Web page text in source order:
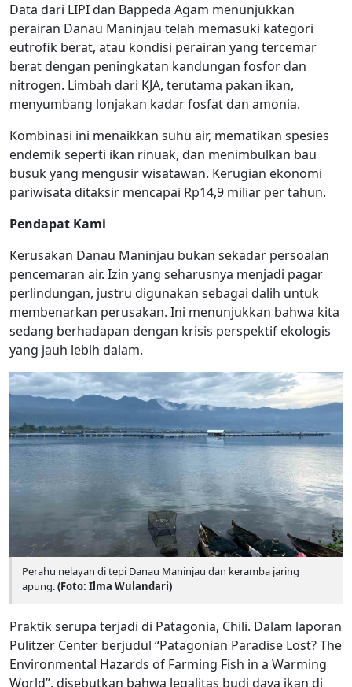
Data dari LIPI dan Bappeda Agam menunjukkan
perairan Danau Maninjau telah memasuki kategori
eutrofik berat, atau kondisi perairan yang tercemar
berat dengan peningkatan kandungan fosfor dan
nitrogen. Limbah dari KJA, terutama pakan ikan,
menyumbang lonjakan kadar fosfat dan amonia.
Kombinasi ini menaikkan suhu air, mematikan spesies
endemik seperti ikan rinuak, dan menimbulkan bau
busuk yang mengusir wisatawan. Kerugian ekonomi
pariwisata ditaksir mencapai Rp14,9 miliar per tahun.
Pendapat Kami
Kerusakan Danau Maninjau bukan sekadar persoalan
pencemaran air. Izin yang seharusnya menjadi pagar
perlindungan, justru digunakan sebagai dalih untuk
membenarkan perusakan. Ini menunjukkan bahwa kita
sedang berhadapan dengan krisis perspektif ekologis
yang jauh lebih dalam.
Perahu nelayan di tepi Danau Maninjau dan keramba jaring
apung.(Foto: Ilma Wulandari)
Praktik serupa terjadi di Patagonia, Chili. Dalam laporan
Pulitzer Center berjudul “Patagonian Paradise Lost? The
Environmental Hazards of Farming Fish in a Warming
World”, disebutkan bahwa legalitas budi daya ikan di